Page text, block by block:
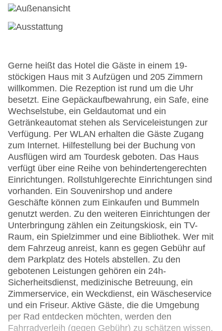
Gerne heißt das Hotel die Gäste in einem 19-
stöckigen Haus mit 3 Aufzügen und 205 Zimmern
willkommen. Die Rezeption ist rund um die Uhr
besetzt. Eine Gepäckaufbewahrung, ein Safe, eine
Wechselstube, ein Geldautomat und ein
Getränkeautomat stehen als Serviceleistungen zur
Verfügung. Per WLAN erhalten die Gäste Zugang
zum Internet. Hilfestellung bei der Buchung von
Ausflügen wird am Tourdesk geboten. Das Haus
verfügt über eine Reihe von behindertengerechten
Einrichtungen. Rollstuhlgerechte Einrichtungen sind
vorhanden. Ein Souvenirshop und andere
Geschäfte können zum Einkaufen und Bummeln
genutzt werden. Zu den weiteren Einrichtungen der
Unterbringung zählen ein Zeitungskiosk, ein TV-
Raum, ein Spielzimmer und eine Bibliothek. Wer mit
dem Fahrzeug anreist, kann es gegen Gebühr auf
dem Parkplatz des Hotels abstellen. Zu den
gebotenen Leistungen gehören ein 24h-
Sicherheitsdienst, medizinische Betreuung, ein
Zimmerservice, ein Weckdienst, ein Wäscheservice
und ein Friseur. Aktive Gäste, die die Umgebung
per Rad entdecken möchten, werden den
Fahrradverleih (gegen Gebühr) zu schätzen wissen,